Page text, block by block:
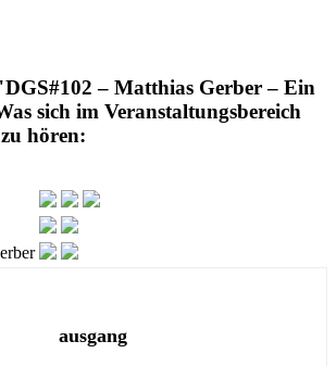
– Matthias Gerber – Ein
sich im Veranstaltungsbereich
hören:
ausgang